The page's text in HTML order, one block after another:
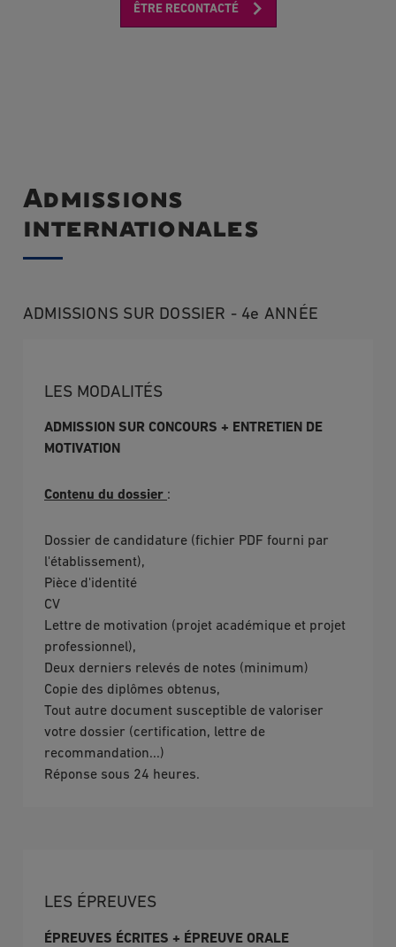
ÊTRE RECONTACTÉ
Admissions
internationales
ADMISSIONS SUR DOSSIER - 4e ANNÉE
LES MODALITÉS
ADMISSION SUR CONCOURS + ENTRETIEN DE
MOTIVATION
Contenu du dossier :
Dossier de candidature (fichier PDF fourni par
l'établissement),
Pièce d'identité
CV
Lettre de motivation (projet académique et projet
professionnel),
Deux derniers relevés de notes (minimum)
Copie des diplômes obtenus,
Tout autre document susceptible de valoriser
votre dossier (certification, lettre de
recommandation...)
Réponse sous 24 heures.
LES ÉPREUVES
ÉPREUVES ÉCRITES + ÉPREUVE ORALE